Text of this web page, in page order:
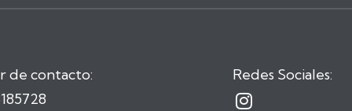
de contacto:
Redes Sociales:
